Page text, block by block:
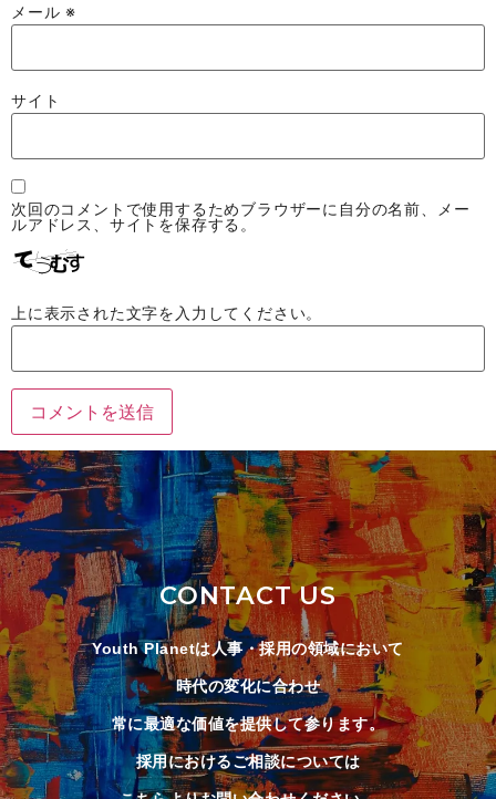
メール※
サイト
次回のコメントで使用するためブラウザーに自分の名前、メー
ルアドレス、サイトを保存する。
上に表示された文字を入力してください。
CONTACT US
Youth Planetは人事・採用の領域において
時代の変化に合わせ
常に最適な価値を提供して参ります。
採用におけるご相談については